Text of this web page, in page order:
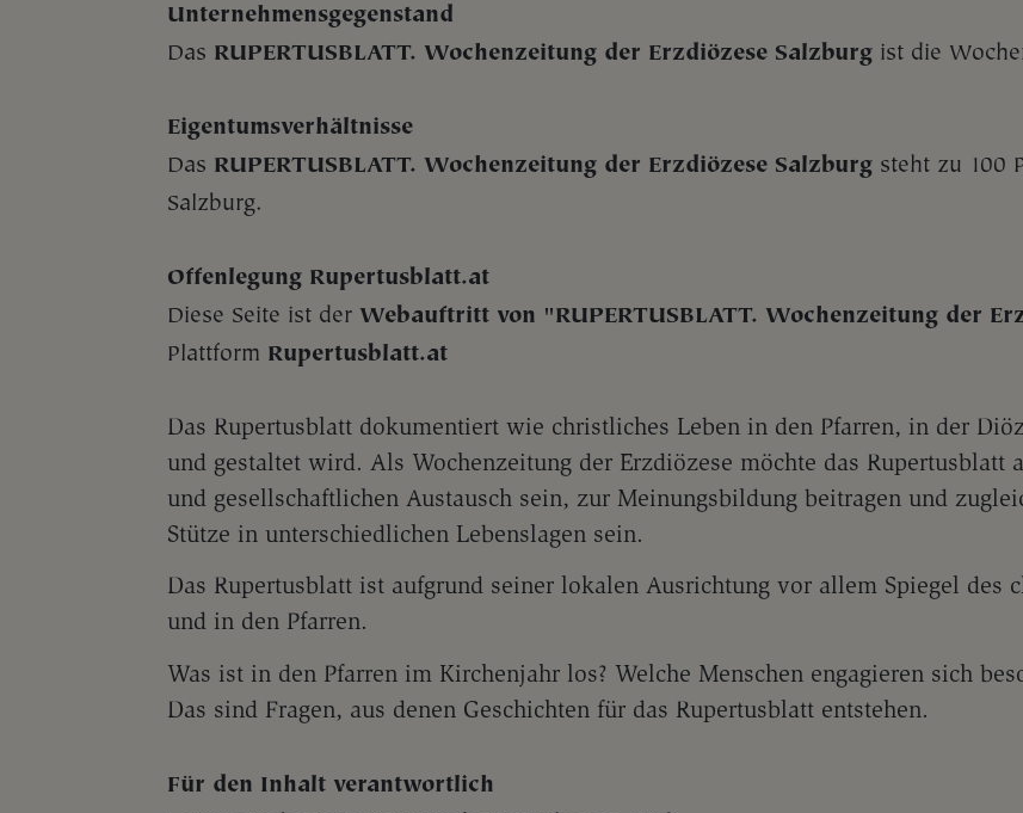
Unternehmensgegenstand
Das RUPERTUSBLATT. Wochenzeitung der Erzdiözese Salzburg ist die
Eigentumsverhältnisse
Das RUPERTUSBLATT. Wochenzeitung der Erzdiözese Salzburgsteht zu 100
Salzburg.
Offenlegung Rupertusblatt.at
Diese Seite ist der Webauftritt von "RUPERTUSBLATT. Wochenzeitung der
Plattform Rupertusblatt.at
Das Rupertusblatt dokumentiert wie christliches Leben in den Pfarren, in der
und gestaltet wird. Als Wochenzeitung der Erzdiözese möchte das
und gesellschaftlichen Austausch sein, zur Meinungsbildung beitragen und
Stütze in unterschiedlichen Lebenslagen sein.
Das Rupertusblatt ist aufgrund seiner lokalen Ausrichtung vor allem Spiegel des
und in den Pfarren.
Was ist in den Pfarren im Kirchenjahr los? Welche Menschen engagieren sich
Das sind Fragen, aus denen Geschichten für das Rupertusblatt entstehen.
Für den Inhalt verantwortlich